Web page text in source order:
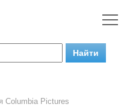
Columbia Pictures